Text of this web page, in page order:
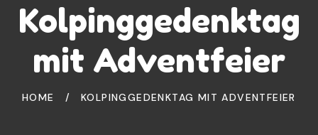
Kolpinggedenktag
mit Adventfeier
HOME / KOLPINGGEDENKTAG MIT ADVENTFEIER